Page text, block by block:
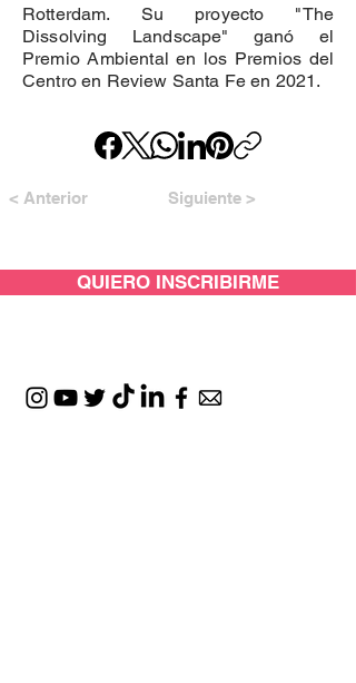
Rotterdam. Su proyecto "The
Dissolving Landscape" ganó el
Premio Ambiental en los Premios del
Centro en Review Santa Fe en 2021.
< Anterior Siguiente >
QUIERO INSCRIBIRME